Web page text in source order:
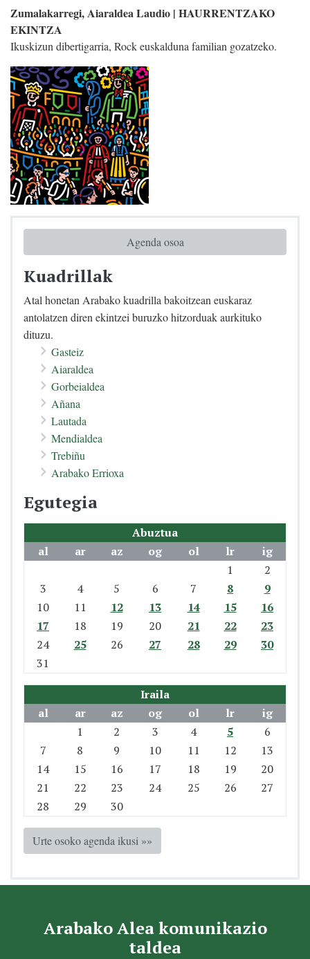
Zumalakarregi, Aiaraldea Laudio | HAURRENTZAKO
EKINTZA
Ikuskizun dibertigarria, Rock euskalduna familian gozatzeko.
Agenda osoa
Kuadrillak
Atal honetan Arabako kuadrilla bakoitzean euskaraz
antolatzen diren ekintzei buruzko hitzorduak aurkituko
dituzu.
Gasteiz
Aiaraldea
Gorbeialdea
Añana
Lautada
Mendialdea
Trebiñu
Arabako Errioxa
Egutegia
Abuztua
al
ar az og ol lr
ig
1
2
3
4 5 6 7 8
9
10
11 12 13 14 15
16
17
18 19 20 21 22
23
24
25 26 27 28 29
30
31
Iraila
al
ar az og ol lr
ig
1
2 3 4 5
6
7
8 9 10 11 12
13
14
15 16 17 18 19
20
21
22 23 24 25 26
27
28
29 30
Urte osoko agenda ikusi »»
Arabako Alea komunikazio
taldea